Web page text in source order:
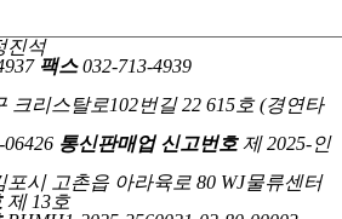
진석
팩스032-713-4939
크리스탈로102번길 22 615호 (경연타
통신판매업 신고번호제 2025-인
시 고촌읍 아라육로 80 WJ물류센터
제 13호